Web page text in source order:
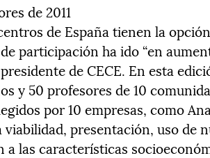
de 2011
de España tienen la
participación ha ido “en
de CECE. En esta
y 50 profesores de 10
por 10 empresas, como
viabilidad, presentación, uso de
a las características